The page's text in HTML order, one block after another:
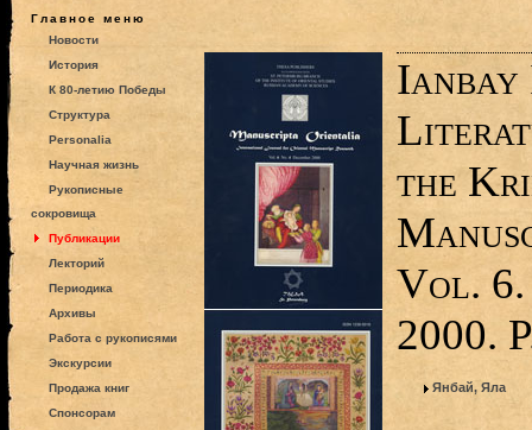
Главное меню
Новости
История
К 80-летию Победы
Структура
Personalia
Научная жизнь
Рукописные
сокровища
Публикации
Лекторий
Периодика
Архивы
Работа с рукописями
Экскурсии
Продажа книг
Спонсорам
the
Vol. 6.
2000.
Янбай, Яла